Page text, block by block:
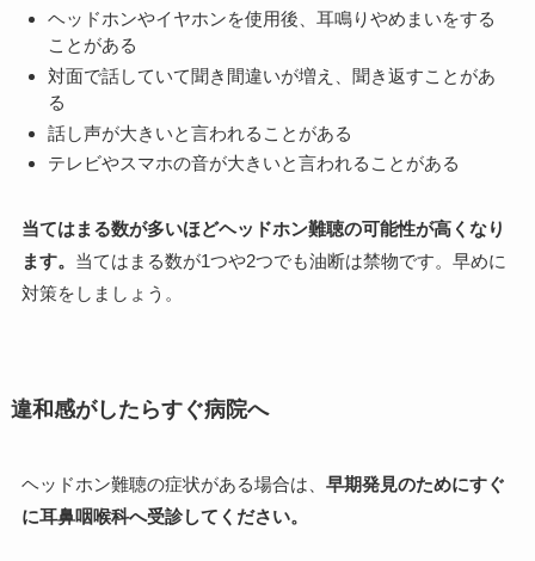
ヘッドホンやイヤホンを使用後、耳鳴りやめまいをする
ことがある
対面で話していて聞き間違いが増え、聞き返すことがあ
る
話し声が大きいと言われることがある
テレビやスマホの音が大きいと言われることがある
当てはまる数が多いほどヘッドホン難聴の可能性が高くなり
ます。 当てはまる数が1つや2つでも油断は禁物です。早めに
対策をしましょう。
違和感がしたらすぐ病院へ
ヘッドホン難聴の症状がある場合は、 早期発見のためにすぐ
に耳鼻咽喉科へ受診してください。